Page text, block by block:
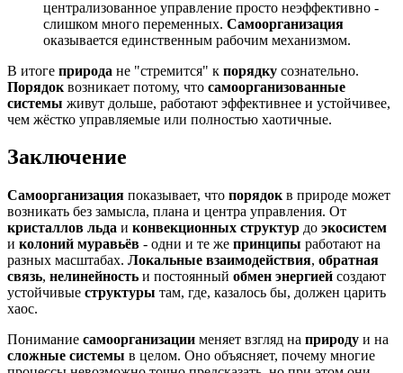
централизованное управление просто неэффективно -
слишком много переменных. Самоорганизация
оказывается единственным рабочим механизмом.
В итоге природа не "стремится" к порядку сознательно.
Порядок возникает потому, что самоорганизованные
системы живут дольше, работают эффективнее и устойчивее,
чем жёстко управляемые или полностью хаотичные.
Заключение
Самоорганизация показывает, что порядок в природе может
возникать без замысла, плана и центра управления. От
кристаллов льда и конвекционных структур до экосистем
и колоний муравьёв - одни и те же принципы работают на
разных масштабах. Локальные взаимодействия, обратная
связь, нелинейность и постоянный обмен энергией создают
устойчивые структуры там, где, казалось бы, должен царить
хаос.
Понимание самоорганизации меняет взгляд на природу и на
сложные системы в целом. Оно объясняет, почему многие